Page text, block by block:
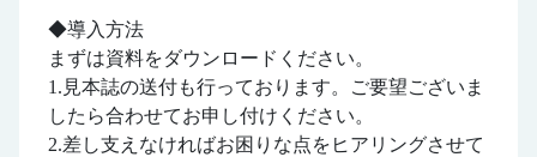
◆導入方法
まずは資料をダウンロードください。
1.見本誌の送付も行っております。ご要望ございま
したら合わせてお申し付けください。
2.差し支えなければお困りな点をヒアリングさせて